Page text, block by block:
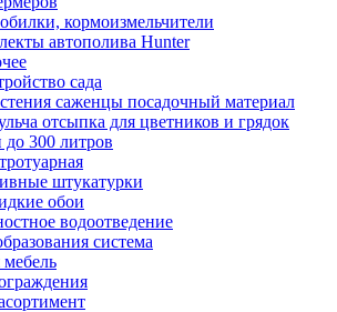
кормоизмельчители
автополива Hunter
сада
саженцы посадочный материал
отсыпка для цветников и грядок
до 300 литров
штукатурки
обои
водоотведение
система